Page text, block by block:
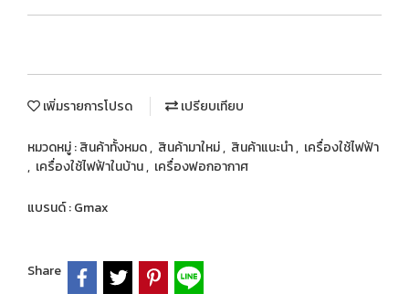
เพิ่มรายการโปรด เปรียบเทียบ
หมวดหมู่ :สินค้าทั้งหมด, สินค้ามาใหม่, สินค้าแนะนำ, เครื่องใช้ไฟฟ้า
, เครื่องใช้ไฟฟ้าในบ้าน, เครื่องฟอกอากาศ
แบรนด์ :Gmax
Share